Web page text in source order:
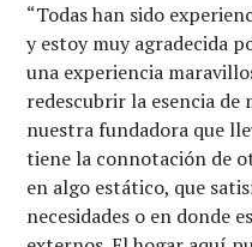
“Todas han sido
y estoy muy agradecida
una experiencia
redescubrir la esencia de
nuestra fundadora que
tiene la connotación de
en algo estático, que
necesidades o en donde